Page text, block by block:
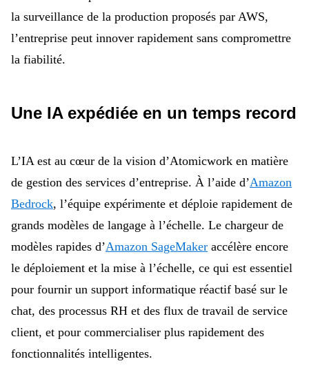
la surveillance de la production proposés par AWS,
l’entreprise peut innover rapidement sans compromettre
la fiabilité.
Une IA expédiée en un temps record
L’IA est au cœur de la vision d’Atomicwork en matière
de gestion des services d’entreprise. À l’aide d’Amazon
Bedrock, l’équipe expérimente et déploie rapidement de
grands modèles de langage à l’échelle. Le chargeur de
modèles rapides d’Amazon SageMaker accélère encore
le déploiement et la mise à l’échelle, ce qui est essentiel
pour fournir un support informatique réactif basé sur le
chat, des processus RH et des flux de travail de service
client, et pour commercialiser plus rapidement des
fonctionnalités intelligentes.